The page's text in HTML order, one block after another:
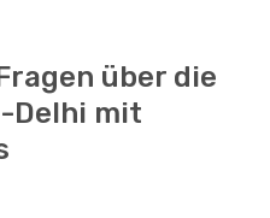
über die
Delhi mit